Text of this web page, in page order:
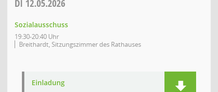
DI 12.05.2026
Sozialausschuss
19:30-20:40 Uhr
Breithardt, Sitzungszimmer des Rathauses
Einladung